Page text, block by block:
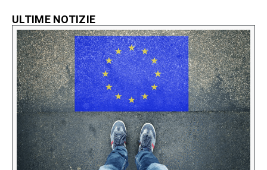
ULTIME NOTIZIE